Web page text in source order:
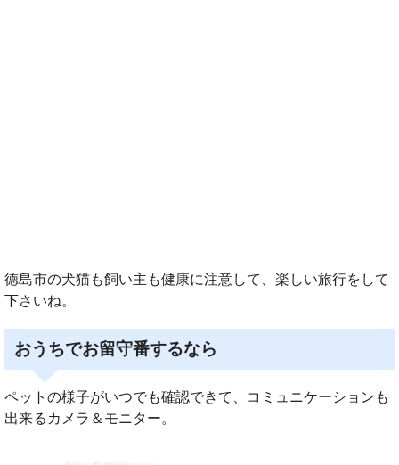
徳島市の犬猫も飼い主も健康に注意して、楽しい旅行をして
下さいね。
おうちでお留守番するなら
ペットの様子がいつでも確認できて、コミュニケーションも
出来るカメラ＆モニター。